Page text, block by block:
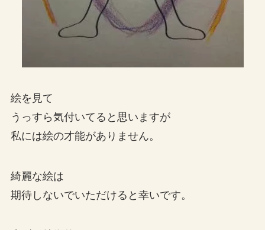
絵を見て
うっすら気付いてると思いますが
私には絵の才能がありません。
綺麗な絵は
期待しないでいただけると幸いです。